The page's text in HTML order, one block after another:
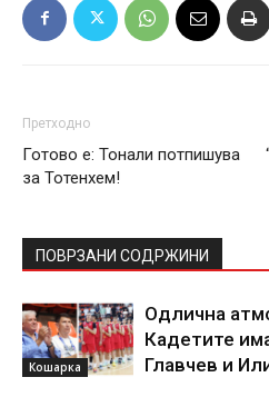
Претходно
Готово е: Тонали потпишува
за Тотенхем!
ПОВРЗАНИ СОДРЖИНИ
Кошарка
Одлична
Кадетите
Главчев и